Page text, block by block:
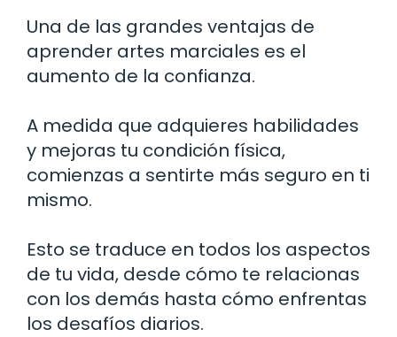
Una de las grandes ventajas de
aprender artes marciales es el
aumento de la confianza.
A medida que adquieres habilidades
y mejoras tu condición física,
comienzas a sentirte más seguro en ti
mismo.
Esto se traduce en todos los aspectos
de tu vida, desde cómo te relacionas
con los demás hasta cómo enfrentas
los desafíos diarios.